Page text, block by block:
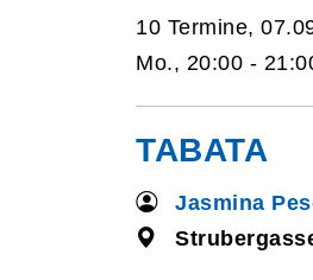
10 Termine,
Mo., 20:00 -
TABATA
Jasmina